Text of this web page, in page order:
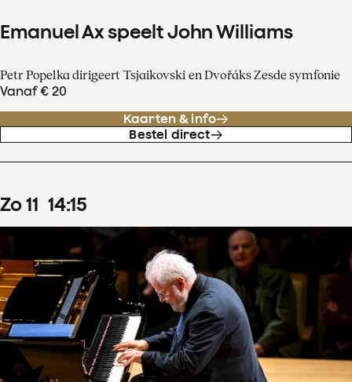
Emanuel Ax speelt John Williams
Petr Popelka dirigeert Tsjaikovski en Dvořáks Zesde symfonie
Vanaf € 20
Kaarten & info
Bestel direct
zo11 14:15